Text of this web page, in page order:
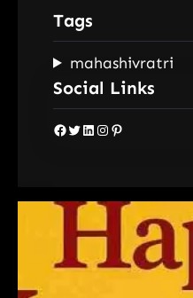
Tags
mahashivratri
Social Links
Facebook Twitter LinkedIn Instagram Pinterest